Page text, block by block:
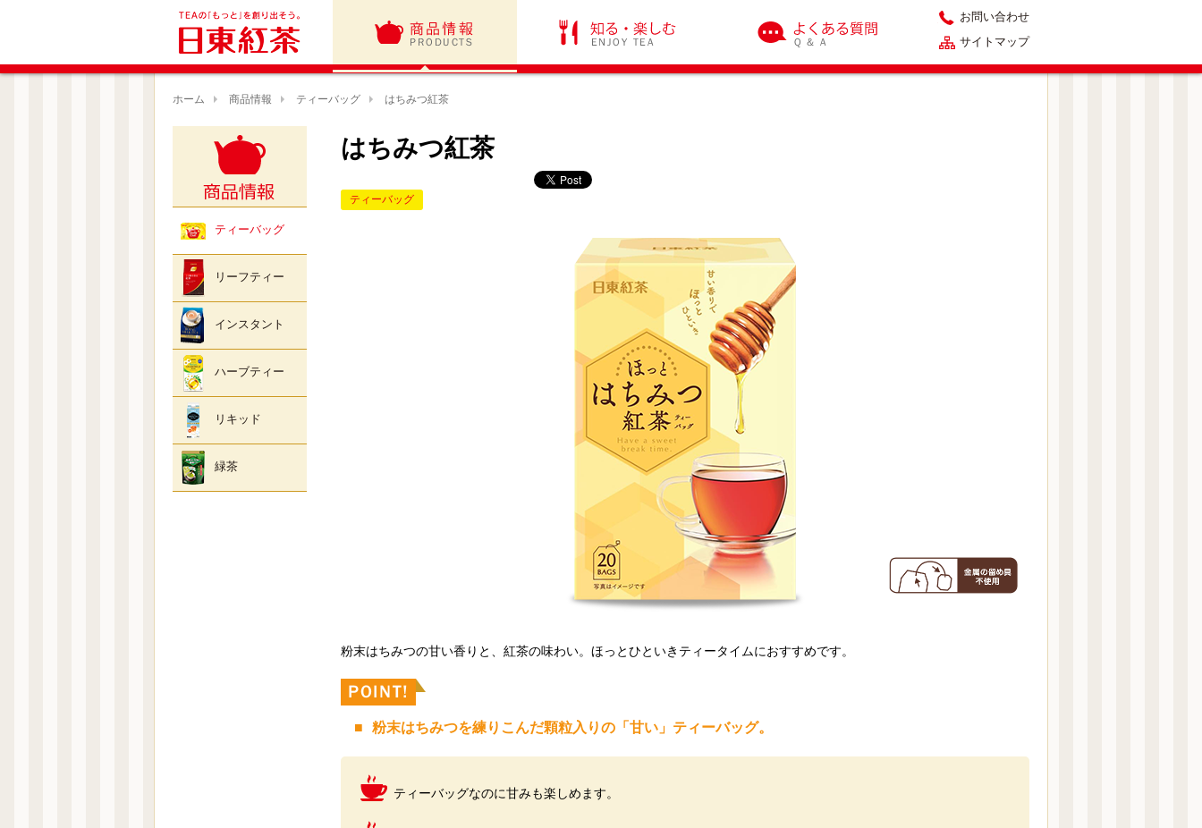
お問い合わせ
サイトマップ
ホーム 商品情報 ティーバッグ はちみつ紅茶
はちみつ紅茶
ティーバッグ
粉末はちみつの甘い香りと、紅茶の味わい。ほっとひといきティータイムにおすすめです。
粉末はちみつを練りこんだ顆粒入りの「甘い」ティーバッグ。
ティーバッグなのに甘みも楽しめます。
ティーバッグ
リーフティー
インスタント
ハーブティー
リキッド
緑茶